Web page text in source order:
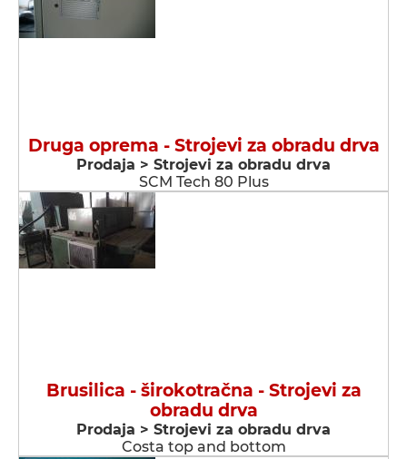
Druga oprema - Strojevi za obradu drva
Prodaja > Strojevi za obradu drva
SCM Tech 80 Plus
Brusilica - širokotračna - Strojevi za
obradu drva
Prodaja > Strojevi za obradu drva
Costa top and bottom